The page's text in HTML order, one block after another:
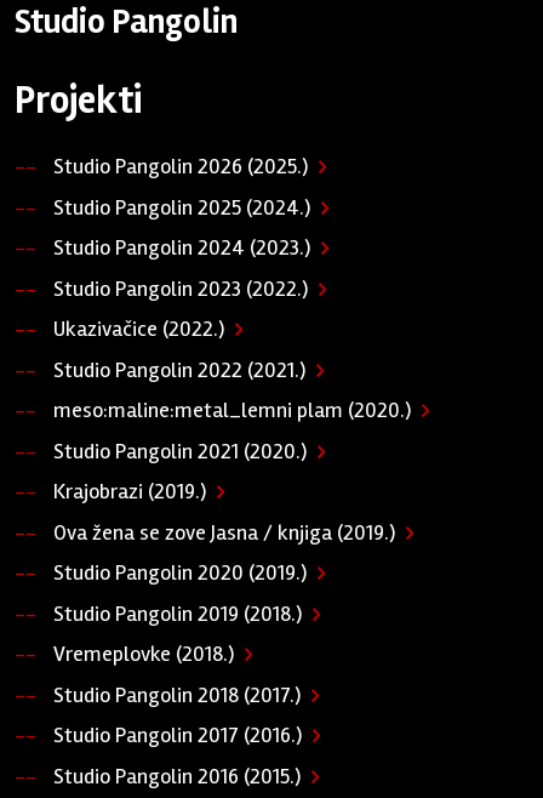
Studio Pangolin
Projekti
Studio Pangolin 2026 (2025.)
Studio Pangolin 2025 (2024.)
Studio Pangolin 2024 (2023.)
Studio Pangolin 2023 (2022.)
Ukazivačice (2022.)
Studio Pangolin 2022 (2021.)
meso:maline:metal_lemni plam (2020.)
Studio Pangolin 2021 (2020.)
Krajobrazi (2019.)
Ova žena se zove Jasna / knjiga (2019.)
Studio Pangolin 2020 (2019.)
Studio Pangolin 2019 (2018.)
Vremeplovke (2018.)
Studio Pangolin 2018 (2017.)
Studio Pangolin 2017 (2016.)
Studio Pangolin 2016 (2015.)